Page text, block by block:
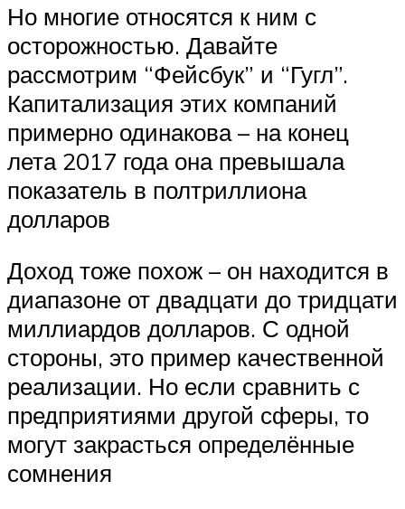
Но многие относятся к ним с
осторожностью. Давайте
рассмотрим “Фейсбук” и “Гугл”.
Капитализация этих компаний
примерно одинакова – на конец
лета 2017 года она превышала
показатель в полтриллиона
долларов
Доход тоже похож – он находится в
диапазоне от двадцати до тридцати
миллиардов долларов. С одной
стороны, это пример качественной
реализации. Но если сравнить с
предприятиями другой сферы, то
могут закрасться определённые
сомнения